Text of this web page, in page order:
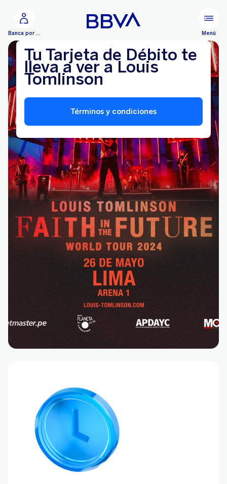
Banca por Internet Menú
Tu Tarjeta de Débito te
lleva a ver a Louis
Tomlinson
Términos y condiciones